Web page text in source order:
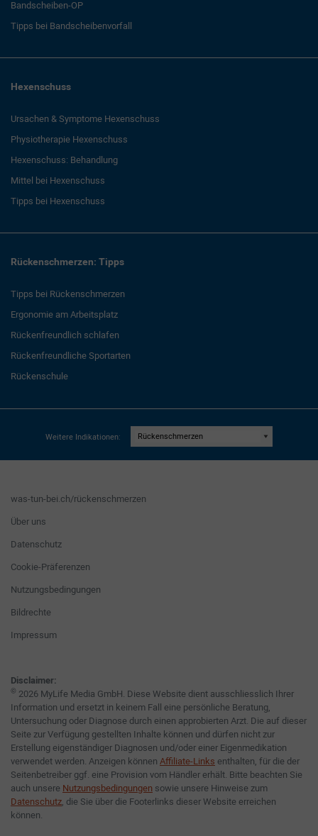
Bandscheiben-OP
Tipps bei Bandscheibenvorfall
Hexenschuss
Ursachen & Symptome Hexenschuss
Physiotherapie Hexenschuss
Hexenschuss: Behandlung
Mittel bei Hexenschuss
Tipps bei Hexenschuss
Rückenschmerzen: Tipps
Tipps bei Rückenschmerzen
Ergonomie am Arbeitsplatz
Rückenfreundlich schlafen
Rückenfreundliche Sportarten
Rückenschule
Weitere Indikationen:
was-tun-bei.ch/rückenschmerzen
Über uns
Datenschutz
Cookie-Präferenzen
Nutzungsbedingungen
Bildrechte
Impressum
Disclaimer:
© 2026 MyLife Media GmbH. Diese Website dient ausschliesslich Ihrer
Information und ersetzt in keinem Fall eine persönliche Beratung,
Untersuchung oder Diagnose durch einen approbierten Arzt. Die auf dieser
Seite zur Verfügung gestellten Inhalte können und dürfen nicht zur
Erstellung eigenständiger Diagnosen und/oder einer Eigenmedikation
verwendet werden. Anzeigen können Affiliate-Links enthalten, für die der
Seitenbetreiber ggf. eine Provision vom Händler erhält. Bitte beachten Sie
auch unsere Nutzungsbedingungen sowie unsere Hinweise zum
Datenschutz, die Sie über die Footerlinks dieser Website erreichen
können.